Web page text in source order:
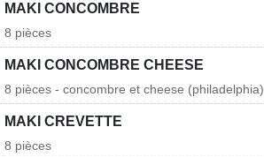
MAKI CONCOMBRE
8 pièces
MAKI CONCOMBRE CHEESE
8 pièces - concombre et cheese (philadelphia)
MAKI CREVETTE
8 pièces